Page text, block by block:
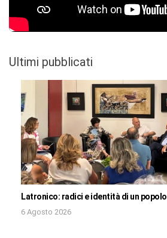
Ultimi pubblicati
Latronico: radici e identità di un popolo
6 Agosto 2026